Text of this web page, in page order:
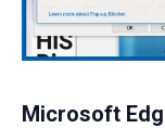
Microsoft